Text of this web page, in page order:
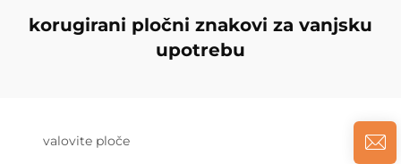
korugirani pločni znakovi za vanjsku
upotrebu
valovite ploče